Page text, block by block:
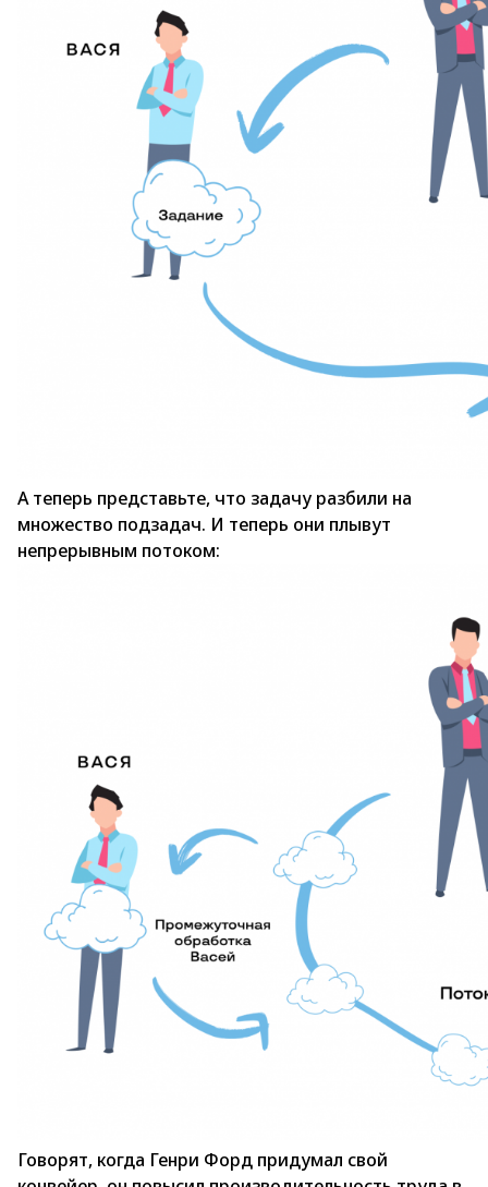
А теперь представьте, что задачу разбили на
множество подзадач. И теперь они плывут
непрерывным потоком:
Говорят, когда Генри Форд придумал свой